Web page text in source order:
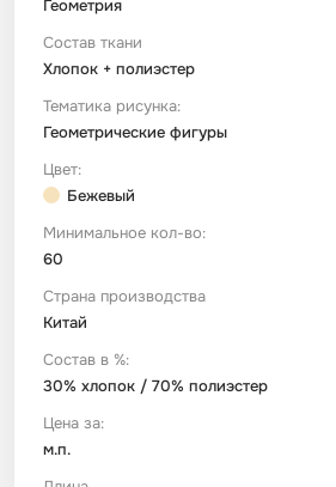
Геометрия
Состав ткани
Хлопок + полиэстер
Тематика рисунка:
Геометрические фигуры
Цвет:
Бежевый
Минимальное кол-во:
60
Страна производства
Китай
Состав в %:
30% хлопок / 70% полиэстер
Цена за:
м.п.
Футер
Шелк Армани
Штапель
Имитации материалов